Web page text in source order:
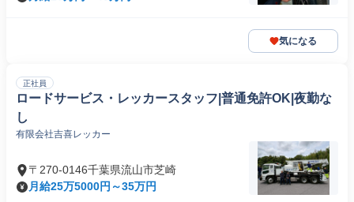
気になる
正社員
ロードサービス・レッカースタッフ|普通免許OK|夜勤な
し
有限会社吉喜レッカー
〒270-0146千葉県流山市芝崎
月給25万5000円～35万円